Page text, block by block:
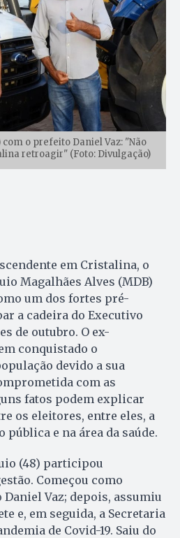
com o prefeito Daniel Vaz: "Não
retroagir" (Foto: Divulgação)
em Cristalina, o
Magalhães Alves (MDB)
um dos fortes pré-
a cadeira do Executivo
de outubro. O ex-
conquistado o
devido a sua
com as
fatos podem explicar
os eleitores, entre eles, a
pública e na área da saúde.
(48) participou
Começou como
Vaz; depois, assumiu
e, em seguida, a Secretaria
de Covid-19. Saiu do